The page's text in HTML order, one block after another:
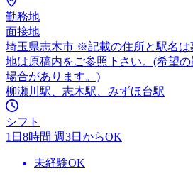
勤務地
面接地
埼玉県志木市 ※記載の住所と駅名は
地は原稿内をご参照下さい。(希望
場合があります。)
柳瀬川駅、志木駅、みずほ台駅
シフト
1日8時間 週3日からOK
未経験OK